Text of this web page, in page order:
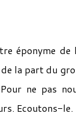
éponyme de
la part du
ne pas
Ecoutons-le.